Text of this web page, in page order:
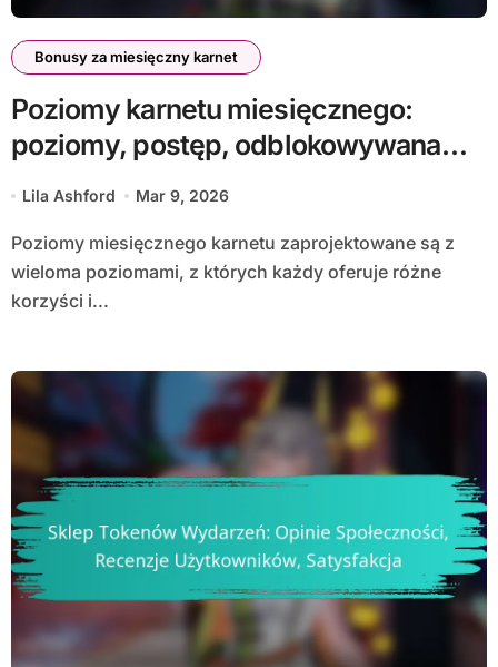
Bonusy za miesięczny karnet
Poziomy karnetu miesięcznego:
poziomy, postęp, odblokowywana
zawartość
Lila Ashford Mar 9, 2026
Poziomy miesięcznego karnetu zaprojektowane są z
wieloma poziomami, z których każdy oferuje różne
korzyści i...